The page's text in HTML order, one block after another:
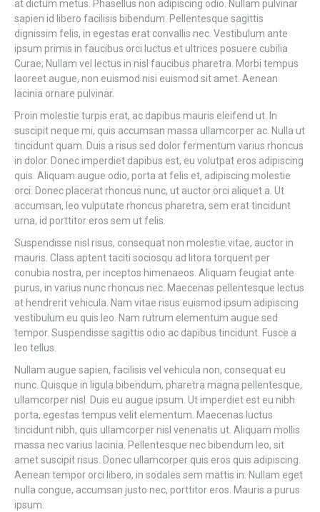
at dictum metus. Phasellus non adipiscing odio. Nullam pulvinar
sapien id libero facilisis bibendum. Pellentesque sagittis
dignissim felis, in egestas erat convallis nec. Vestibulum ante
ipsum primis in faucibus orci luctus et ultrices posuere cubilia
Curae; Nullam vel lectus in nisl faucibus pharetra. Morbi tempus
laoreet augue, non euismod nisi euismod sit amet. Aenean
lacinia ornare pulvinar.
Proin molestie turpis erat, ac dapibus mauris eleifend ut. In
suscipit neque mi, quis accumsan massa ullamcorper ac. Nulla ut
tincidunt quam. Duis a risus sed dolor fermentum varius rhoncus
in dolor. Donec imperdiet dapibus est, eu volutpat eros adipiscing
quis. Aliquam augue odio, porta at felis et, adipiscing molestie
orci. Donec placerat rhoncus nunc, ut auctor orci aliquet a. Ut
accumsan, leo vulputate rhoncus pharetra, sem erat tincidunt
urna, id porttitor eros sem ut felis.
Suspendisse nisl risus, consequat non molestie vitae, auctor in
mauris. Class aptent taciti sociosqu ad litora torquent per
conubia nostra, per inceptos himenaeos. Aliquam feugiat ante
purus, in varius nunc rhoncus nec. Maecenas pellentesque lectus
at hendrerit vehicula. Nam vitae risus euismod ipsum adipiscing
vestibulum eu quis leo. Nam rutrum elementum augue sed
tempor. Suspendisse sagittis odio ac dapibus tincidunt. Fusce a
leo tellus.
Nullam augue sapien, facilisis vel vehicula non, consequat eu
nunc. Quisque in ligula bibendum, pharetra magna pellentesque,
ullamcorper nisl. Duis eu augue ipsum. Ut imperdiet est eu nibh
porta, egestas tempus velit elementum. Maecenas luctus
tincidunt nibh, quis ullamcorper nisl venenatis ut. Aliquam mollis
massa nec varius lacinia. Pellentesque nec bibendum leo, sit
amet suscipit risus. Donec ullamcorper quis eros quis adipiscing.
Aenean tempor orci libero, in sodales sem mattis in. Nullam eget
nulla congue, accumsan justo nec, porttitor eros. Mauris a purus
ipsum.